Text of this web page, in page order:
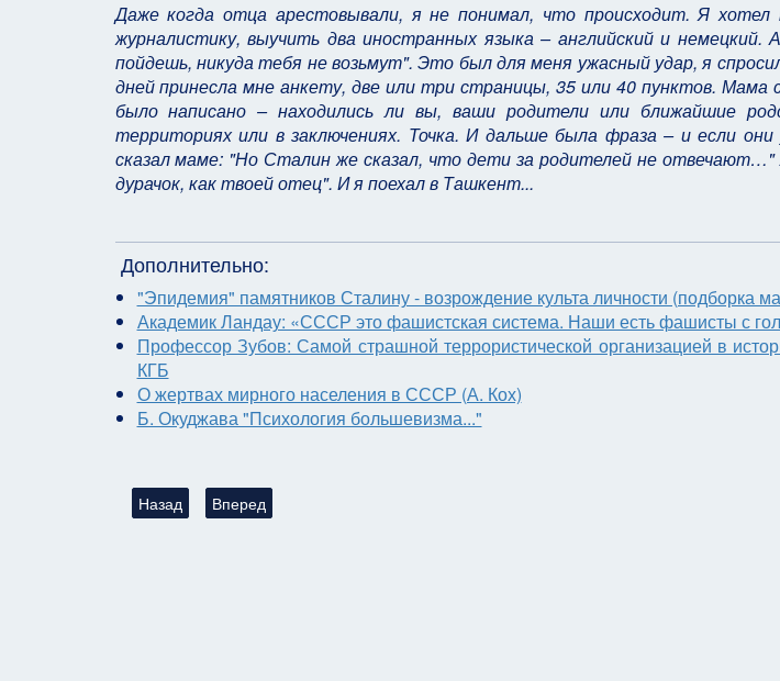
Даже когда отца арестовывали, я не понимал, что происходит. Я
журналистику, выучить два иностранных языка – английский и
пойдешь, никуда тебя не возьмут". Это был для меня ужасный удар, я
дней принесла мне анкету, две или три страницы, 35 или 40 пунктов.
было написано – находились ли вы, ваши родители или ближайшие
территориях или в заключениях. Точка. И дальше была фраза – и если
сказал маме: "Но Сталин же сказал, что дети за родителей не
дурачок, как твоей отец". И я поехал в Ташкент...
Дополнительно:
"Эпидемия" памятников Сталину - возрождение культа личности (подборка
Академик Ландау: «СССР это фашистская система. Наши есть фашисты с
Профессор Зубов: Самой страшной террористической организацией в
КГБ
О жертвах мирного населения в СССР (А. Кох)
Б. Окуджава "Психология большевизма..."
Предыдущий: Кто победил Гитлера (Марк Солонин, май 2017)
Назад Следующий: Видео-интервью с В. Суворовым (2016, "В гостях у Дмитрия
Вперед